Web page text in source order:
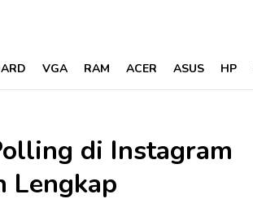
VGA RAM ACER ASUS HP
di Instagram
Lengkap